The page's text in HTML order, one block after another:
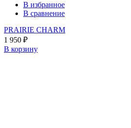
В избранное
В сравнение
PRAIRIE CHARM
1 950 ₽
В корзину